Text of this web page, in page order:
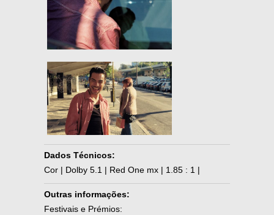
Dados Técnicos:
Cor | Dolby 5.1 | Red One mx | 1.85 : 1 |
Outras informações:
Festivais e Prémios: